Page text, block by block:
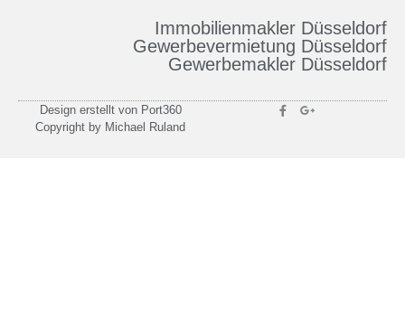
Immobilienmakler Düsseldorf
Gewerbevermietung Düsseldorf
Gewerbemakler Düsseldorf
Design erstellt von Port360
Copyright by Michael Ruland